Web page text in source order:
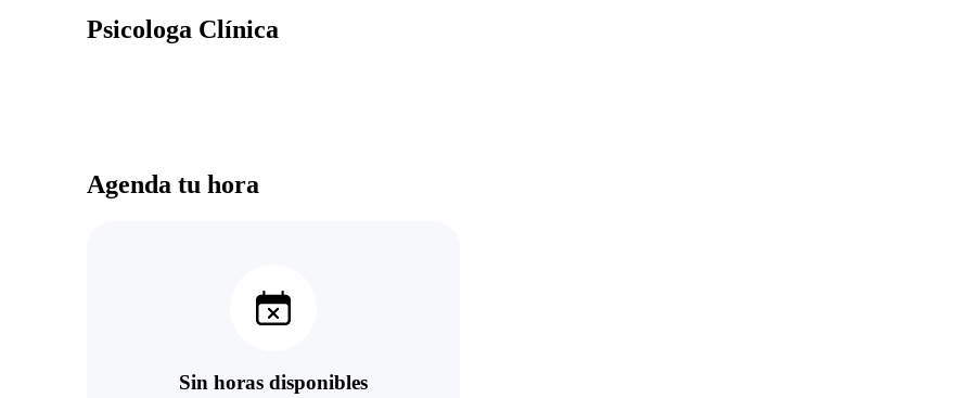
Psicologa Clínica
Agenda tu hora
Sin horas disponibles